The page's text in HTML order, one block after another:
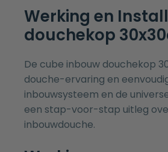
Werking en
douchekop
De cube inbouw douchekop
douche-ervaring en
inbouwsysteem en de
een stap-voor-stap uitleg
inbouwdouche.